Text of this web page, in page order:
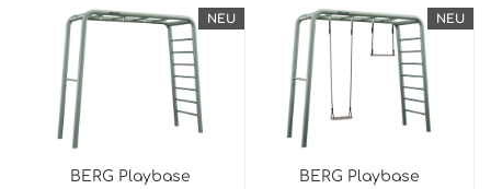
NEU
BERG Playbase
NEU
BERG Playbase